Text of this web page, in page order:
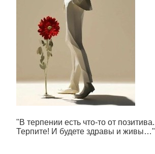
"В терпении есть что-то от позитива.
Терпите! И будете здравы и живы…"